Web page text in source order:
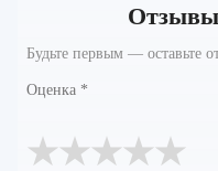
Отзывы
Будьте первым — оставьте
Оценка *
★
★
★
★
★